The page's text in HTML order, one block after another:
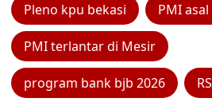
Pleno kpu bekasi PMI
PMI terlantar di Mesir
program bank bjb 2026